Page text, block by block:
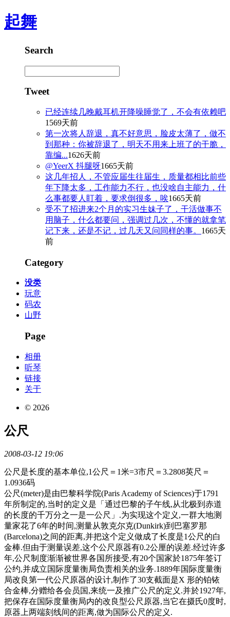
起舞
Search
Tweet
已经连续几晚戴耳机开降噪睡觉了，不会有依赖吧
1569天前
第一次将人辞退，真不好意思，脸皮太薄了，做不
到那种：你被辞退了，明天不用来上班了的干脆，
靠编...1626天前
@YeerX 抖腿呀1665天前
这几年招人，不管应届生往届生，质量都相比前些
年下降太多，工作能力不行，也没啥自主能力，什
么事都要人盯着，要求倒很多，唉1665天前
受不了招进来2个月的实习生妹子了，干活做事不
用脑子，什么都要问，强调过几次，不懂的就拿笔
记下来，还是不记，过几天又问同样的事。 1665天
前
Category
没类
玩意
码农
山野
Page
相册
听琴
链接
关于
© 2026
公尺
2008-03-12 19:06
公尺是长度的基本单位,1公尺＝1米=3市尺＝3.2808英尺＝
1.0936码
公尺(meter)是由巴黎科学院(Paris Academy of Sciences)于1791
年所制定的,当时的定义是「通过巴黎的子午线,从北极到赤道
的长度的千万分之一是一公尺」.为实现这个定义,一群大地测
量家花了6年的时间,测量从敦克尔克(Dunkirk)到巴塞罗那
(Barcelona)之间的距离,并把这个定义做成了长度是1公尺的白
金棒.但由于测量误差,这个公尺原器有0.2公厘的误差.经过许多
年,公尺制度渐渐被世界各国所接受,有20个国家於1875年签订
公约,并成立国际度量衡局负责相关的业务.1889年国际度量衡
局改良第一代公尺原器的设计,制作了30支截面是X 形的铂铱
合金棒,分赠给各会员国,来统一及推广公尺的定义.并於1927年,
把保存在国际度量衡局内的改良型公尺原器,当它在摄氏0度时,
原器上两端刻线间的距离,做为国际公尺的定义.